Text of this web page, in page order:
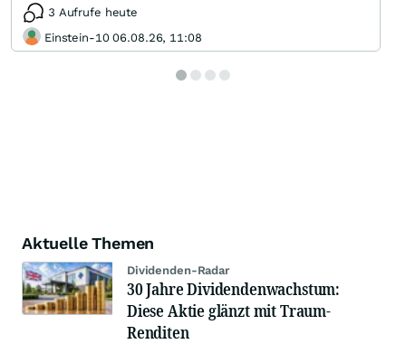
3 Aufrufe heute
Einstein-10 06.08.26, 11:08
Aktuelle Themen
Dividenden-Radar
30 Jahre Dividendenwachstum:
Diese Aktie glänzt mit Traum-
Renditen